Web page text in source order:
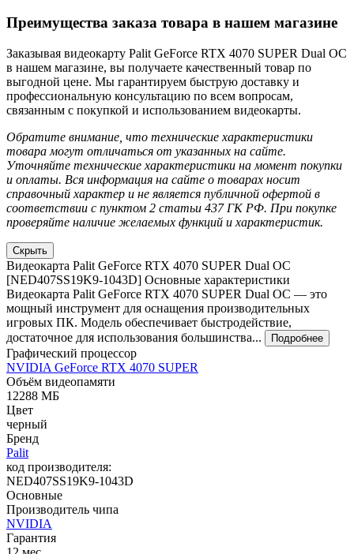
Преимущества заказа товара в нашем магазине
Заказывая видеокарту Palit GeForce RTX 4070 SUPER Dual OC
в нашем магазине, вы получаете качественный товар по
выгодной цене. Мы гарантируем быструю доставку и
профессиональную консультацию по всем вопросам,
связанным с покупкой и использованием видеокарты.
Обратите внимание, что технические характеристики
товара могут отличаться от указанных на сайте.
Уточняйте технические характеристики на момент покупки
и оплаты. Вся информация на сайте о товарах носит
справочный характер и не является публичной офертой в
соответствии с пунктом 2 статьи 437 ГК РФ. При покупке
проверяйте наличие желаемых функций и характеристик.
Скрыть
Видеокарта Palit GeForce RTX 4070 SUPER Dual OC
[NED407SS19K9-1043D] Основные характеристики
Видеокарта Palit GeForce RTX 4070 SUPER Dual OC — это
мощный инструмент для оснащения производительных
игровых ПК. Модель обеспечивает быстродействие,
достаточное для использования большинства...
Подробнее
Графический процессор
NVIDIA GeForce RTX 4070 SUPER
Объём видеопамяти
12288 МБ
Цвет
черный
Бренд
Palit
код производителя:
NED407SS19K9-1043D
Основные
Производитель чипа
NVIDIA
Гарантия